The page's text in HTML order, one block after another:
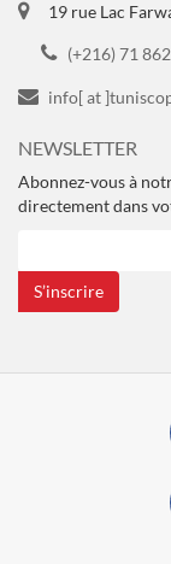
19 rue Lac
(+216) 71
info[ at
NEWSLETTER
Abonnez-vous à
directement dans
S’inscrire